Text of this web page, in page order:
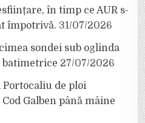
în timp ce AUR s-
împotrivă. 31/07/2026
sondei sub oglinda
27/07/2026
Portocaliu de ploi
Galben până mâine